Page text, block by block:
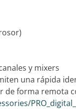
y mixers
una rápida
forma remota